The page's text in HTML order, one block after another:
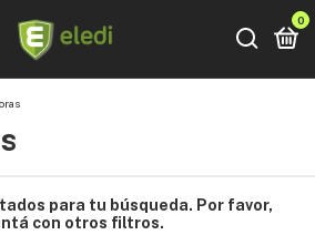
0
para tu búsqueda. Por favor,
con otros filtros.